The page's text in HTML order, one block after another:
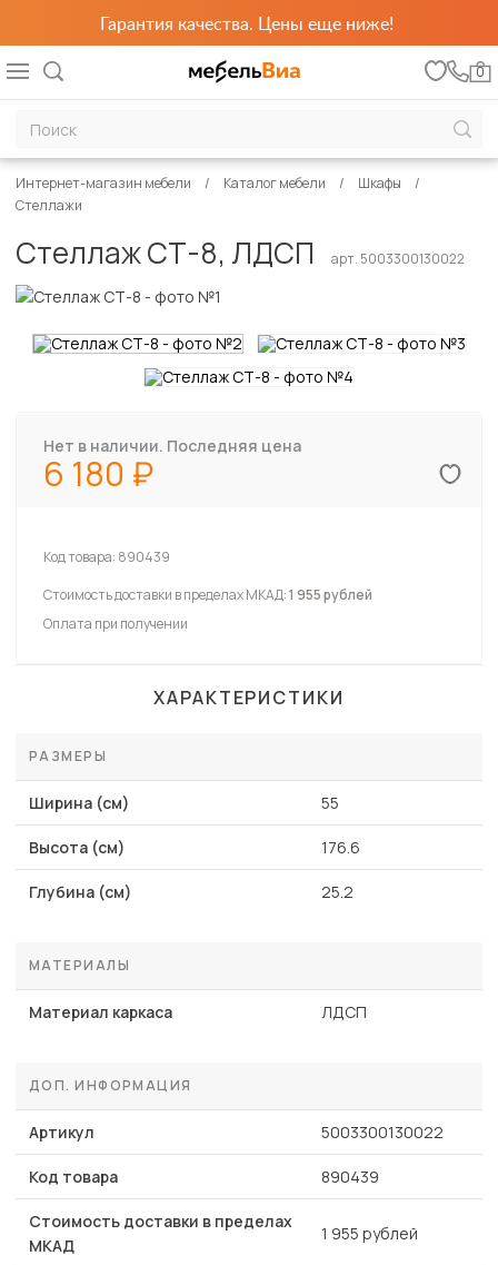
Гарантия качества. Цены еще ниже!
0
Интернет-магазин мебели Каталог мебели
Шкафы
Стеллажи
Стеллаж СТ-8, ЛДСП арт. 5003300130022
Нет в наличии. Последняя цена
6 180
Код товара: 890439
Стоимость доставки в пределах МКАД:1 955 рублей
Оплата при получении
ХАРАКТЕРИСТИКИ
РАЗМЕРЫ
Ширина (см) 55
Высота (см) 176.6
Глубина (см) 25.2
МАТЕРИАЛЫ
Материал каркаса ЛДСП
ДОП. ИНФОРМАЦИЯ
Артикул 5003300130022
Код товара 890439
Стоимость доставки в пределах
МКАД
1 955 рублей